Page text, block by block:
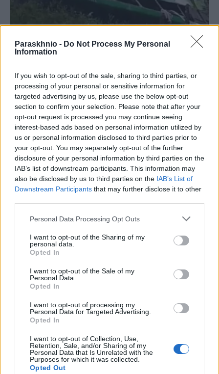
Paraskhnio - Do Not Process My Personal
Information
If you wish to opt-out of the sale, sharing to third parties, or
processing of your personal or sensitive information for
targeted advertising by us, please use the below opt-out
section to confirm your selection. Please note that after your
opt-out request is processed you may continue seeing
interest-based ads based on personal information utilized by
us or personal information disclosed to third parties prior to
your opt-out. You may separately opt-out of the further
disclosure of your personal information by third parties on the
IAB’s list of downstream participants. This information may
also be disclosed by us to third parties on the IAB’s List of
Downstream Participants that may further disclose it to other
Please note that this website/app uses one or more Google
not limited to your visit or usage behaviour. You may click to
grant or deny consent to Google and its third-party tags to
use your data for below specified purposes in below Google
consent section.
Personal Data Processing Opt Outs
I want to opt-out of the Sharing of my
personal data.
Opted In
I want to opt-out of the Sale of my
Personal Data.
Opted In
I want to opt-out of processing my
Personal Data for Targeted Advertising.
Opted In
I want to opt-out of Collection, Use,
Retention, Sale, and/or Sharing of my
Personal Data that Is Unrelated with the
Purposes for which it was collected.
Opted Out
Τουλάχιστον 10 νεκροί και 32 τραυματίες σε
ΑΝΑΡΤΗΘΗΚΕ ΑΠΟ PIOAN 26 ΔΕΚΕΜΒΡΊΟΥ 2025
Το λεωφορείο εκτελούσε δρομολόγιο από την Πόλη του Μεξικού
προς το Τσικοντεπέκ όταν συνέβη το θανατηφόρο τροχαίο στην
κοινότητα Σοντεκοματλάν
Μεξικό: Έρευνα ξεκίνησε εις βάρος του προέδρου
του οργανισμού Μις Υφήλιος για διακίνηση
ναρκωτικών και όπλων
ΑΝΑΡΤΗΘΗΚΕ ΑΠΟΕΛΕΑΝΑ ΖΑΜΠΑΡΑ 28 ΝΟΕΜΒΡΊΟΥ 2025
Universe Organization – MUO) σε σχέση με φερόμενη διακίνηση
ναρκωτικών…